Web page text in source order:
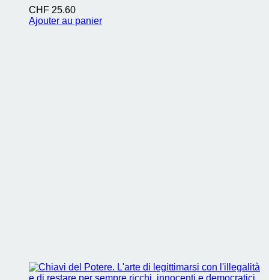
CHF 25.60
Ajouter au panier